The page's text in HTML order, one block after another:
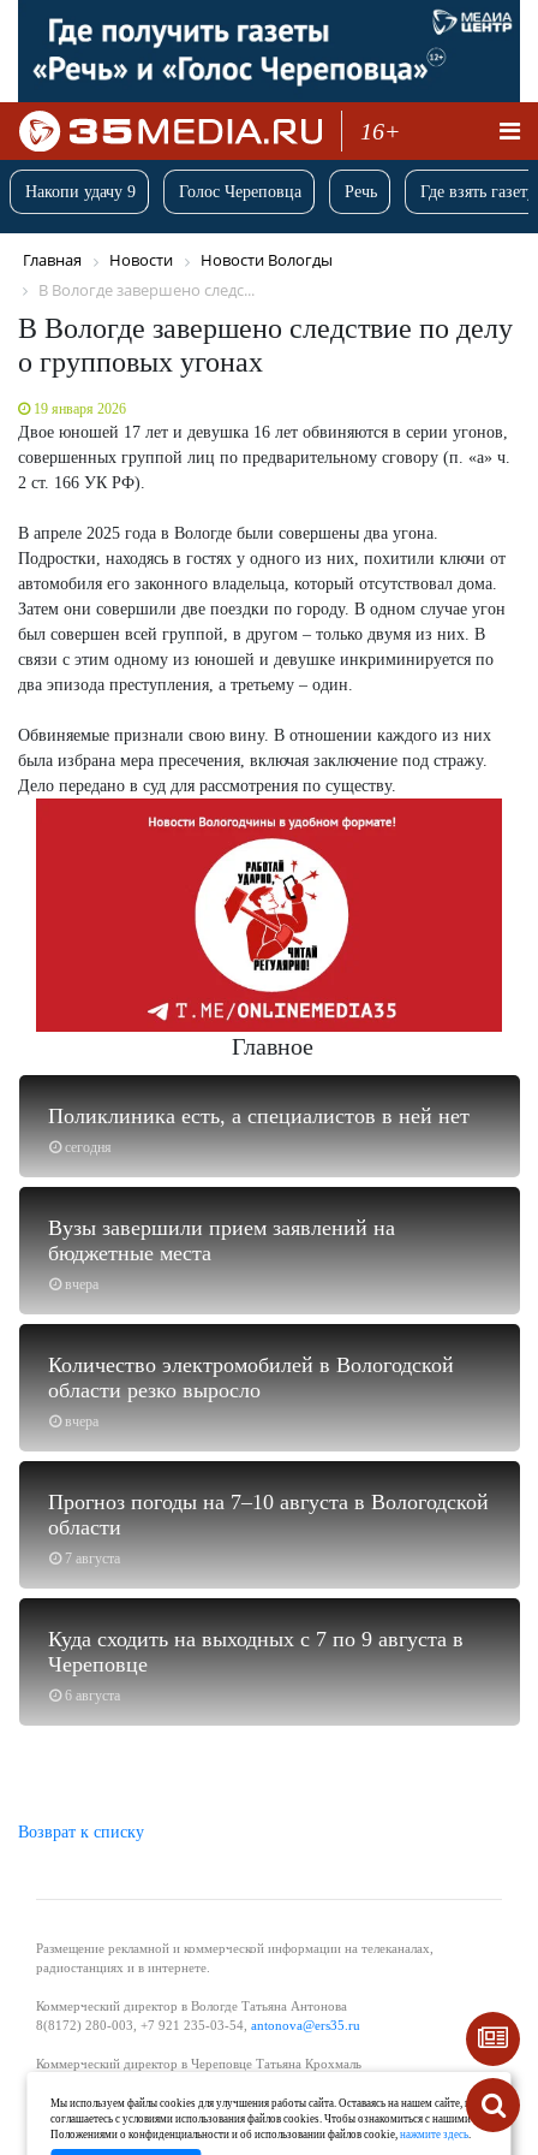
16+
Накопи удачу 9 Голос Череповца Речь Где взять
Главная Новости
Новости Вологды
В Вологде завершено следс...
В Вологде завершено следствие по делу
о групповых угонах
19 января 2026
Двое юношей 17 лет и девушка 16 лет обвиняются в серии угонов,
совершенных группой лиц по предварительному сговору (п. «а» ч.
2 ст. 166 УК РФ).
В апреле 2025 года в Вологде были совершены два угона.
Подростки, находясь в гостях у одного из них, похитили ключи от
автомобиля его законного владельца, который отсутствовал дома.
Затем они совершили две поездки по городу. В одном случае угон
был совершен всей группой, в другом – только двумя из них. В
связи с этим одному из юношей и девушке инкриминируется по
два эпизода преступления, а третьему – один.
Обвиняемые признали свою вину. В отношении каждого из них
была избрана мера пресечения, включая заключение под стражу.
Дело передано в суд для рассмотрения по существу.
Главное
сегодня
Поликлиника есть, а специалистов в ней нет
вчера
Вузы завершили прием заявлений на
бюджетные места
вчера
Количество электромобилей в Вологодской
области резко выросло
7 августа
Прогноз погоды на 7–10 августа в Вологодской
области
6 августа
Куда сходить на выходных с 7 по 9 августа в
Череповце
Возврат к списку
Размещение рекламной и коммерческой информации на телеканалах,
радиостанциях и в интернете.
Коммерческий директор в Вологде Татьяна Антонова
8(8172) 280-003, +7 921 235-03-54, antonova@ers35.ru
Коммерческий директор в Череповце Татьяна Крохмаль
Начальник отдела рекламы в Великом Устюге Екатерина Вьюжанина 8(81738)
2-04-44, +7 921 125-06-40,katrinv81@mail.ru
Мы используем файлы cookies для улучшения работы сайта. Оставаясь на нашем сайте, вы
соглашаетесь с условиями использования файлов cookies. Чтобы ознакомиться с нашими
Положениями о конфиденциальности и об использовании файлов cookie,нажмите здесь.